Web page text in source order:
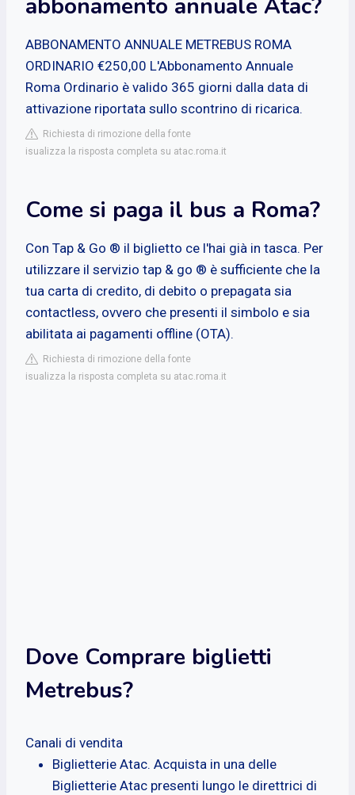
abbonamento annuale Atac?
ABBONAMENTO ANNUALE METREBUS ROMA
ORDINARIO €250,00 L'Abbonamento Annuale
Roma Ordinario è valido 365 giorni dalla data di
attivazione riportata sullo scontrino di ricarica.
Richiesta di rimozione della fonte
isualizza la risposta completa su atac.roma.it
Come si paga il bus a Roma?
Con Tap & Go ® il biglietto ce l'hai già in tasca. Per
utilizzare il servizio tap & go ® è sufficiente che la
tua carta di credito, di debito o prepagata sia
contactless, ovvero che presenti il simbolo e sia
abilitata ai pagamenti offline (OTA).
Richiesta di rimozione della fonte
isualizza la risposta completa su atac.roma.it
Dove Comprare biglietti
Metrebus?
Canali di vendita
Biglietterie Atac. Acquista in una delle
Biglietterie Atac presenti lungo le direttrici di